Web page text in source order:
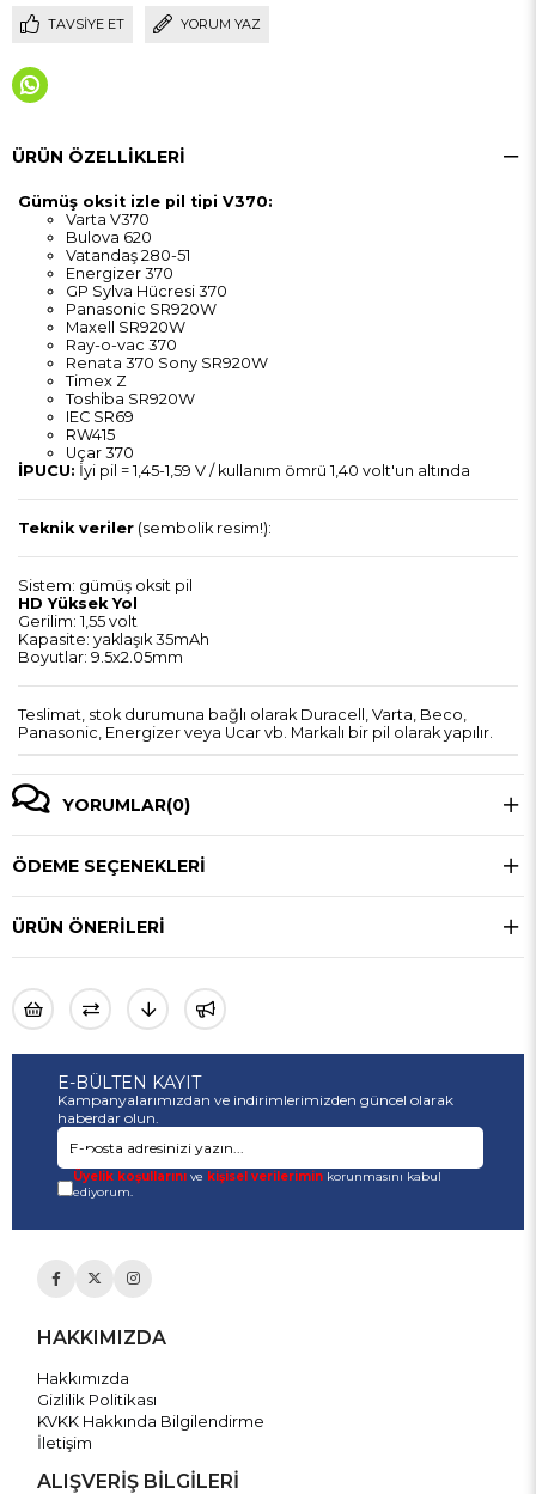
TAVSIYE ET YORUM YAZ
ÜRÜN ÖZELLIKLERI
Gümüş oksit izle pil tipi V370:
Varta V370
Bulova 620
Vatandaş 280-51
Energizer 370
GP Sylva Hücresi 370
Panasonic SR920W
Maxell SR920W
Ray-o-vac 370
Renata 370 Sony SR920W
Timex Z
Toshiba SR920W
IEC SR69
RW415
Uçar 370
İPUCU: İyi pil = 1,45-1,59 V / kullanım ömrü 1,40 volt'un altında
Teknik veriler (sembolik resim!):
Sistem: gümüş oksit pil
HD Yüksek Yol
Gerilim: 1,55 volt
Kapasite: yaklaşık 35mAh
Boyutlar: 9.5x2.05mm
Teslimat, stok durumuna bağlı olarak Duracell, Varta, Beco,
Panasonic, Energizer veya Ucar vb. Markalı bir pil olarak yapılır.
YORUMLAR(0)
ÖDEME SEÇENEKLERI
ÜRÜN ÖNERILERI
E-BÜLTEN KAYIT
Kampanyalarımızdan ve indirimlerimizden güncel olarak
haberdar olun.
Üyelik koşullarınıve kişisel verileriminkorunmasını kabul
ediyorum.
HAKKIMIZDA
Hakkımızda
Gizlilik Politikası
KVKK Hakkında Bilgilendirme
İletişim
ALIŞVERİŞ BİLGİLERİ